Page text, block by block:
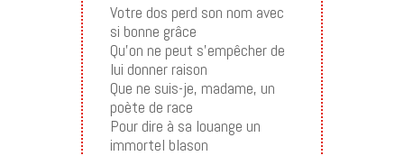
Votre dos perd son nom avec
si bonne grâce
Qu’on ne peut s’empêcher de
lui donner raison
Que ne suis-je, madame, un
poète de race
Pour dire à sa louange un
immortel blason